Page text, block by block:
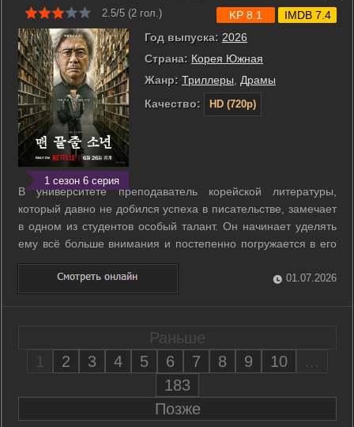
2.5/5 (2 гол.)
1 сезон 6 серия
Год выпуска: 2026
Страна: Корея Южная
Жанр: Триллеры
Драмы
Качество:
HD (720p)
KP 8.1 IMDB 7.4
В университете преподаватель корейской литературы,
который давно не добился успеха в писательстве, замечает
в одном из студентов особый талант. Он начинает уделять
ему всё больше внимания и постепенно погружается в его
жизнь. Чем глубже он узнаёт о студенте, тем сильнее его
увлечение этим молодым человеком. Вскоре границы между
учителем и учеником ...
01.07.2026
Раньше
1
2 3 4 5 6 7 8 9 10
...
183
Позже